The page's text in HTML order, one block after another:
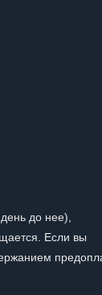
до нее),
Если вы